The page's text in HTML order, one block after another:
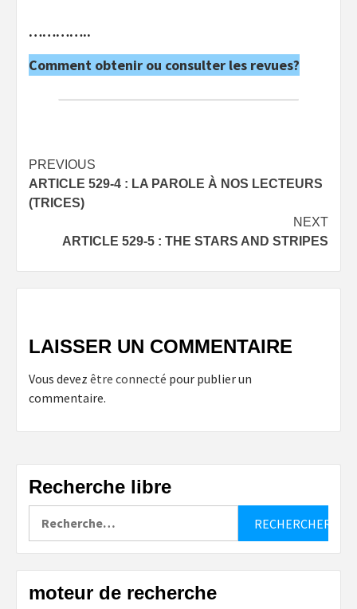
…………..
Comment obtenir ou consulter les revues?
Post
navigation
PREVIOUS
ARTICLE 529-4 : LA PAROLE À NOS LECTEURS
(TRICES)
NEXT
ARTICLE 529-5 : THE STARS AND STRIPES
LAISSER UN COMMENTAIRE
Vous devez être connecté pour publier un
commentaire.
Recherche libre
moteur de recherche